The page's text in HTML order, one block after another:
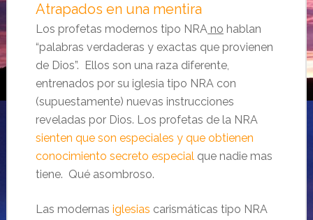
Atrapados en una mentira
Los profetas modernos tipo NRAno hablan
“palabras verdaderas y exactas que provienen
de Dios”. Ellos son una raza diferente,
entrenados por su iglesia tipo NRA con
(supuestamente) nuevas instrucciones
reveladas por Dios. Los profetas de la NRA
sienten que son especiales y que obtienen
conocimiento secreto especialque nadie mas
tiene. Qué asombroso.
Las modernas iglesias carismáticas tipo NRA